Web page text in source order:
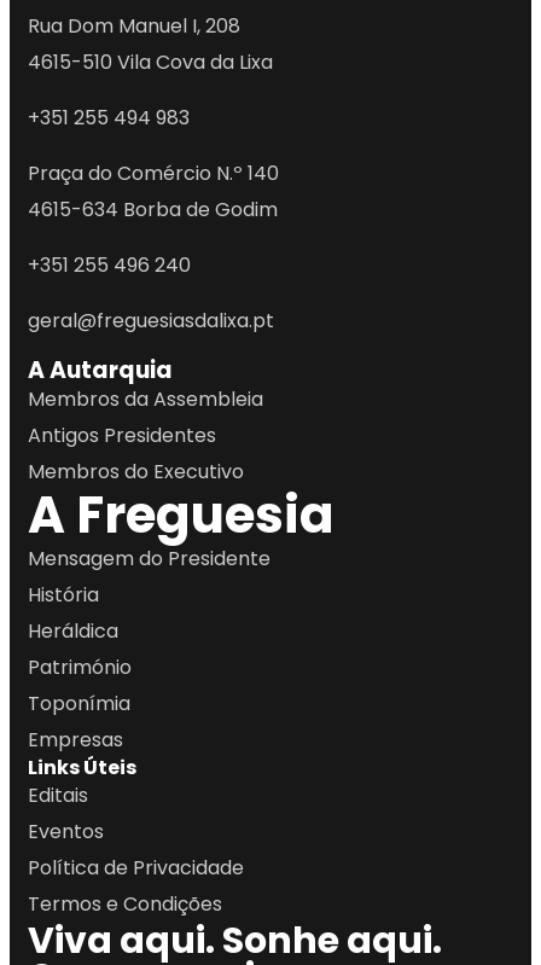
Rua Dom Manuel I, 208
4615-510 Vila Cova da Lixa
+351 255 494 983
Praça do Comércio N.º 140
4615-634 Borba de Godim
+351 255 496 240
geral@freguesiasdalixa.pt
A Autarquia
Membros da Assembleia
Antigos Presidentes
Membros do Executivo
A Freguesia
Mensagem do Presidente
História
Heráldica
Património
Toponímia
Empresas
Links Úteis
Editais
Eventos
Política de Privacidade
Termos e Condições
Viva aqui. Sonhe aqui.